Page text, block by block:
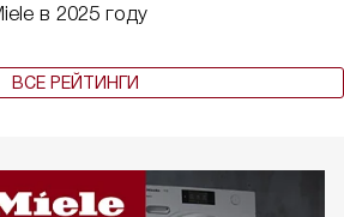
в 2025 году
ВСЕ РЕЙТИНГИ